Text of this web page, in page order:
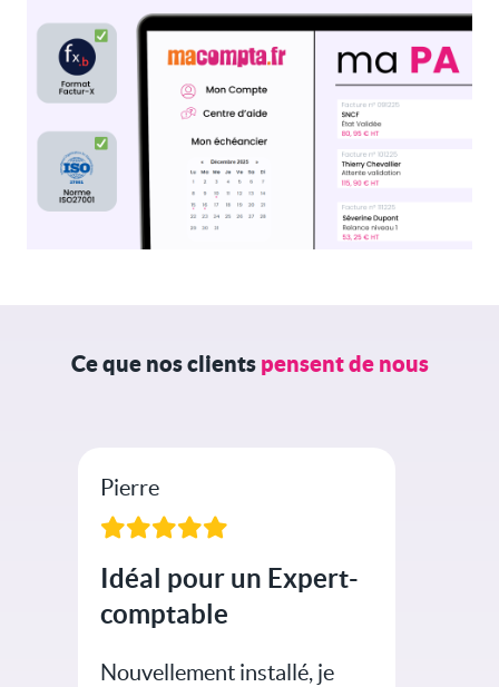
Ce que nos clients pensent de nous
Pierre
Idéal pour un Expert-
comptable
Nouvellement installé, je